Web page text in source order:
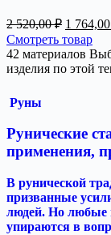
2 520,00₽
цена
2
1 764,00
Смотреть товар
42 материалов
изделия по этой
Руны
Рунические
применения,
В рунической
призванные
людей. Но любые
упираются в